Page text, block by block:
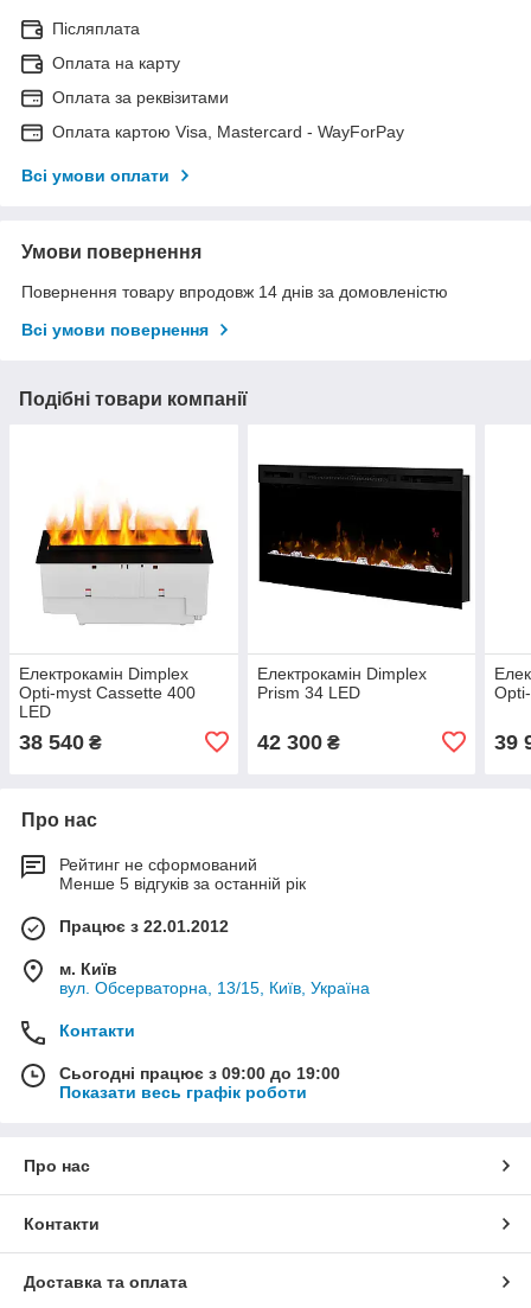
Післяплата
Оплата на карту
Оплата за реквізитами
Оплата картою Visa, Mastercard - WayForPay
Всі умови оплати
Умови повернення
Повернення товару впродовж 14 днів за домовленістю
Всі умови повернення
Подібні товари компанії
Електрокамін Dimplex
Opti-myst Cassette 400
LED
38 540 ₴
Електрокамін Dimplex
Prism 34 LED
42 300₴ 39
Про нас
Рейтинг не сформований
Менше 5 відгуків за останній рік
Працює з 22.01.2012
м. Київ
вул. Обсерваторна, 13/15, Київ, Україна
Контакти
Сьогодні працює з 09:00 до 19:00
Показати весь графік роботи
Про нас
Контакти
Доставка та оплата